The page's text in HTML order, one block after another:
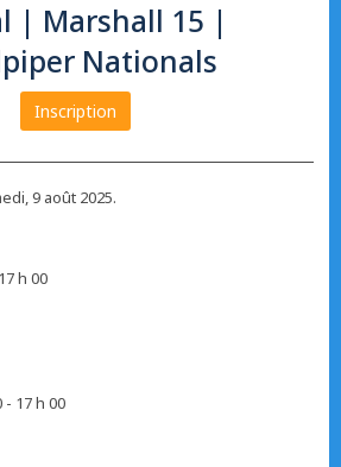
| Marshall 15 |
Nationals
Inscription
9 août 2025.
h 00
- 17 h 00